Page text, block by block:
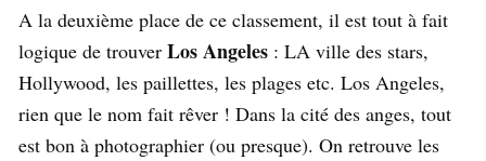
A la deuxième place de ce classement, il est tout à fait
logique de trouver Los Angeles : LA ville des stars,
Hollywood, les paillettes, les plages etc. Los Angeles,
rien que le nom fait rêver ! Dans la cité des anges, tout
est bon à photographier (ou presque). On retrouve les